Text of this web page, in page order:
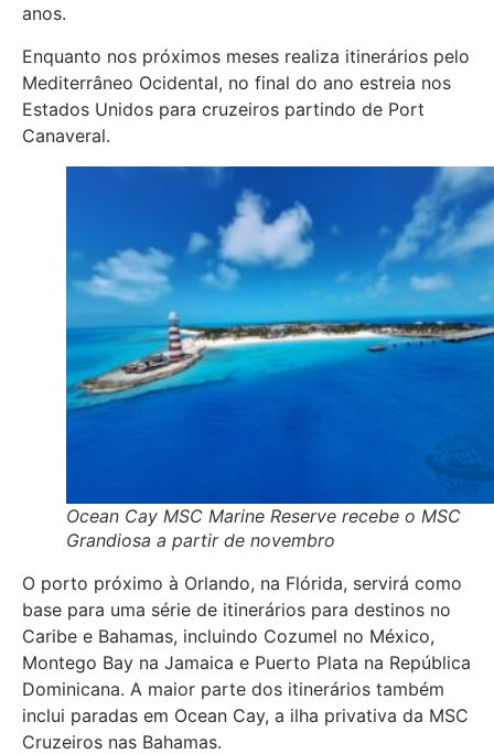
anos.
Enquanto nos próximos meses realiza itinerários pelo
Mediterrâneo Ocidental, no final do ano estreia nos
Estados Unidos para cruzeiros partindo de Port
Canaveral.
Ocean Cay MSC Marine Reserve recebe o MSC
Grandiosa a partir de novembro
O porto próximo à Orlando, na Flórida, servirá como
base para uma série de itinerários para destinos no
Caribe e Bahamas, incluindo Cozumel no México,
Montego Bay na Jamaica e Puerto Plata na República
Dominicana. A maior parte dos itinerários também
inclui paradas em Ocean Cay, a ilha privativa da MSC
Cruzeiros nas Bahamas.